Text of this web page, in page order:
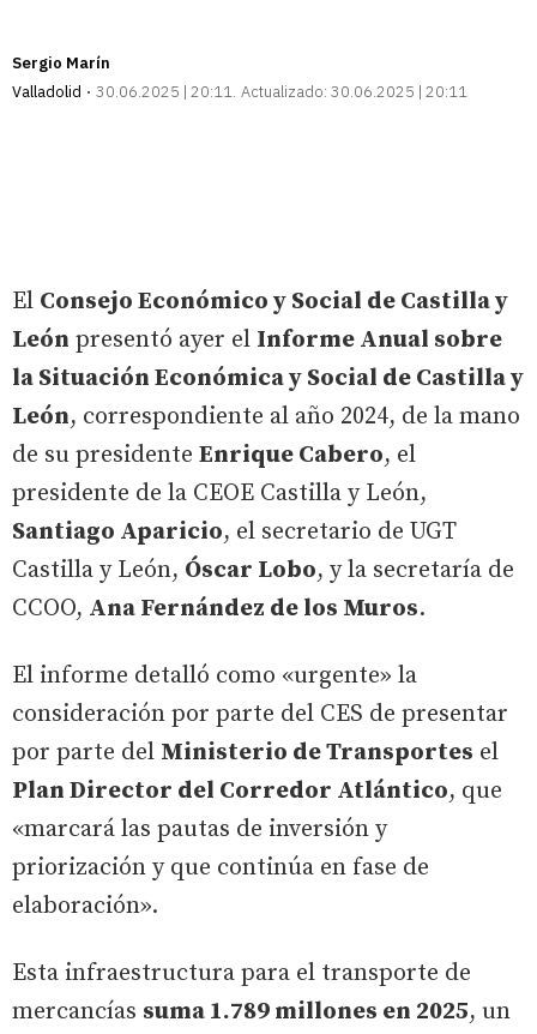
Sergio Marín
Valladolid
30.06.2025 | 20:11 Actualizado: 30.06.2025 | 20:11
El Consejo Económico y Social de Castilla y
León presentó ayer el Informe Anual sobre
la Situación Económica y Social de Castilla y
León, correspondiente al año 2024, de la mano
de su presidente Enrique Cabero, el
presidente de la CEOE Castilla y León,
Santiago Aparicio, el secretario de UGT
Castilla y León, Óscar Lobo, y la secretaría de
CCOO, Ana Fernández de los Muros.
El informe detalló como «urgente» la
consideración por parte del CES de presentar
por parte del Ministerio de Transportes el
Plan Director del Corredor Atlántico, que
«marcará las pautas de inversión y
priorización y que continúa en fase de
elaboración».
Esta infraestructura para el transporte de
mercancías suma 1.789 millones en 2025, un